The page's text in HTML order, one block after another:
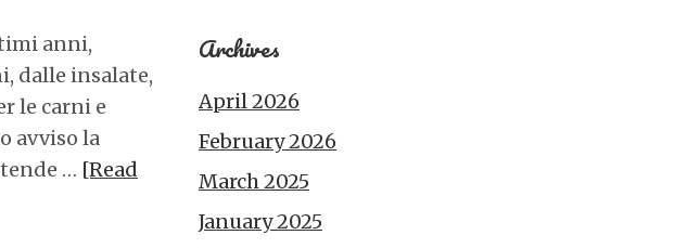
anni,
dalle insalate,
le carni e
avviso la
… [Read
Archives
April 2026
February 2026
March 2025
January 2025